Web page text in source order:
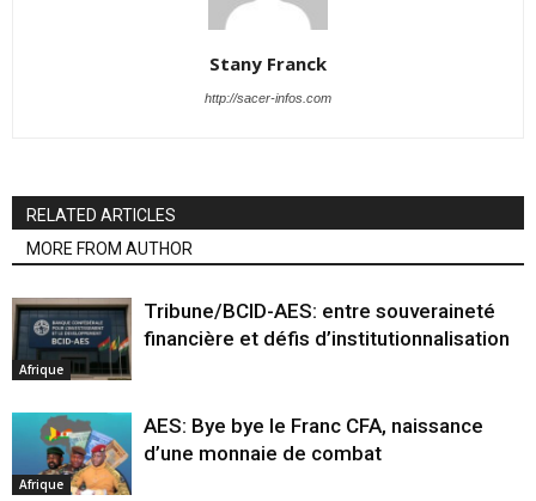
Stany Franck
http://sacer-infos.com
RELATED ARTICLES
MORE FROM AUTHOR
Afrique
Tribune/BCID-AES: entre souveraineté
financière et défis d’institutionnalisation
Afrique
AES: Bye bye le Franc CFA, naissance
d’une monnaie de combat